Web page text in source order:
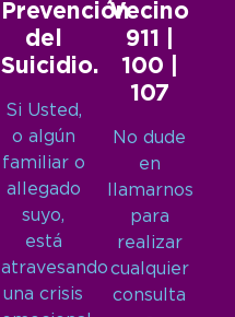
Prevención
del
Suicidio.
Si Usted,
o algún
familiar o
allegado
suyo,
está
atravesando
una crisis
Vecino
911 |
100 |
107
No dude
en
llamarnos
para
realizar
cualquier
consulta